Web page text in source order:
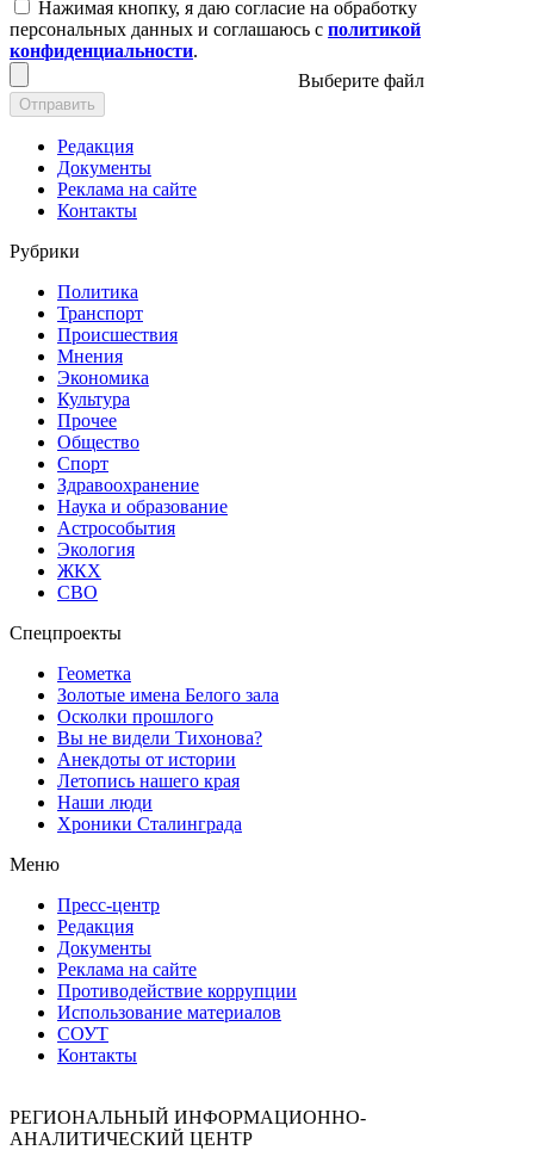
Нажимая кнопку, я даю согласие на обработку
персональных данных и соглашаюсь с политикой
конфиденциальности.
Выберите файл
Отправить
Редакция
Документы
Реклама на сайте
Контакты
Рубрики
Политика
Транспорт
Происшествия
Мнения
Экономика
Культура
Прочее
Общество
Спорт
Здравоохранение
Наука и образование
Астрособытия
Экология
ЖКХ
СВО
Спецпроекты
Геометка
Золотые имена Белого зала
Осколки прошлого
Вы не видели Тихонова?
Анекдоты от истории
Летопись нашего края
Наши люди
Хроники Сталинграда
Меню
Пресс-центр
Редакция
Документы
Реклама на сайте
Противодействие коррупции
Использование материалов
СОУТ
Контакты
РЕГИОНАЛЬНЫЙ ИНФОРМАЦИОННО-
АНАЛИТИЧЕСКИЙ ЦЕНТР